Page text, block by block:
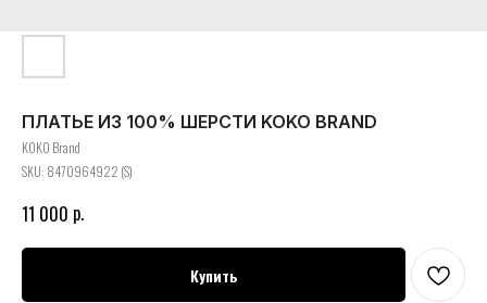
ПЛАТЬЕ ИЗ 100% ШЕРСТИ KOKO BRAND
KOKO Brand
SKU: 8470964922 (S)
11 000 р.
Купить